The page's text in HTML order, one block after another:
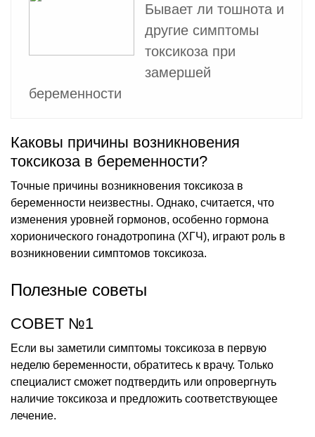
Бывает ли тошнота и
другие симптомы
токсикоза при
замершей
беременности
Каковы причины возникновения
токсикоза в беременности?
Точные причины возникновения токсикоза в
беременности неизвестны. Однако, считается, что
изменения уровней гормонов, особенно гормона
хорионического гонадотропина (ХГЧ), играют роль в
возникновении симптомов токсикоза.
Полезные советы
СОВЕТ №1
Если вы заметили симптомы токсикоза в первую
неделю беременности, обратитесь к врачу. Только
специалист сможет подтвердить или опровергнуть
наличие токсикоза и предложить соответствующее
лечение.